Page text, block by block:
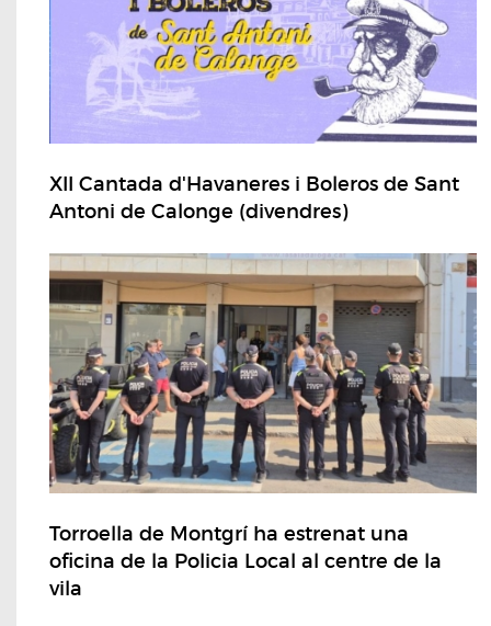
XII Cantada d'Havaneres i Boleros de Sant
Antoni de Calonge (divendres)
Torroella de Montgrí ha estrenat una
oficina de la Policia Local al centre de la
vila